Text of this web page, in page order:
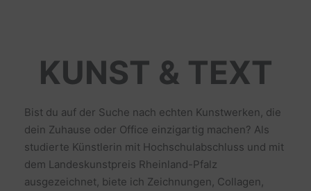
KUNST & TEXT
Bist du auf der Suche nach echten Kunstwerken, die
dein Zuhause oder Office einzigartig machen? Als
studierte Künstlerin mit Hochschulabschluss und mit
dem Landeskunstpreis Rheinland-Pfalz
ausgezeichnet, biete ich Zeichnungen, Collagen,